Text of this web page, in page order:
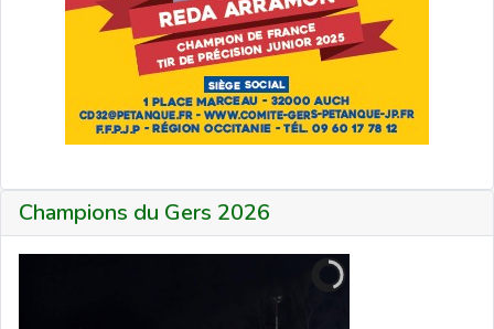
Champions du Gers 2026